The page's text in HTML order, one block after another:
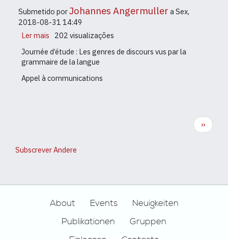
Submetido porJohannes Angermuller aSex,
2018-08-31 14:49
Ler mais sobre
genres
de
discours
langue
202 visualizações
Journée d’étude : Les genres de discours vus par la
grammaire de la langue
Appel à communications
Próxima
página
››
Subscrever Andere
About Events
Neuigkeiten
Publikationen
Gruppen